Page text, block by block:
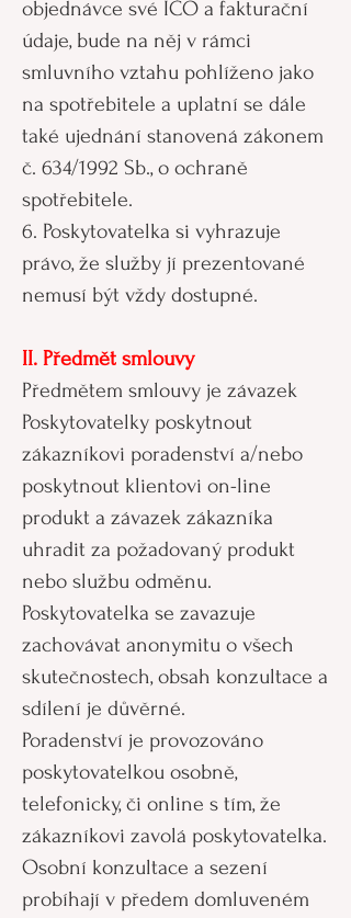
objednávce své IČO a fakturační
údaje, bude na něj v rámci
smluvního vztahu pohlíženo jako
na spotřebitele a uplatní se dále
také ujednání stanovená zákonem
č. 634/1992 Sb., o ochraně
spotřebitele.
6. Poskytovatelka si vyhrazuje
právo, že služby jí prezentované
nemusí být vždy dostupné.
II. Předmět smlouvy
Předmětem smlouvy je závazek
Poskytovatelky poskytnout
zákazníkovi poradenství a/nebo
poskytnout klientovi on-line
produkt a závazek zákazníka
uhradit za požadovaný produkt
nebo službu odměnu.
Poskytovatelka se zavazuje
zachovávat anonymitu o všech
skutečnostech, obsah konzultace a
sdílení je důvěrné.
Poradenství je provozováno
poskytovatelkou osobně,
telefonicky, či online s tím, že
zákazníkovi zavolá poskytovatelka.
Osobní konzultace a sezení
probíhají v předem domluveném